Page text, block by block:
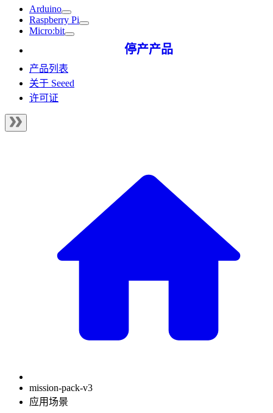
Arduino
Raspberry Pi
Micro:bit
停产产品
产品列表
关于 Seeed
许可证
mission-pack-v3
应用场景